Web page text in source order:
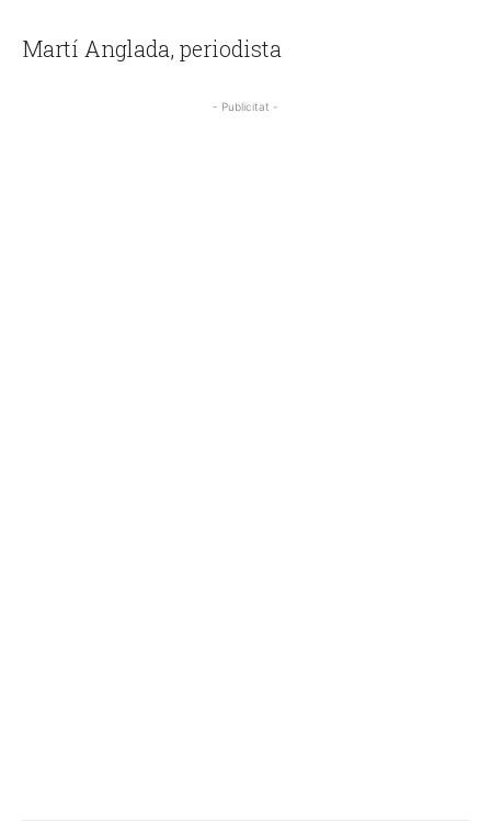
Martí Anglada, periodista
- Publicitat -